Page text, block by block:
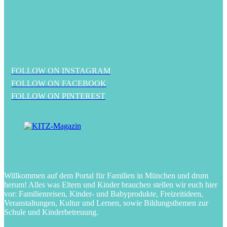
FOLLOW ON INSTAGRAM
FOLLOW ON FACEBOOK
FOLLOW ON PINTEREST
Willkommen auf dem Portal für Familien in München und drum
herum! Alles was Eltern und Kinder brauchen stellen wir euch hier
vor: Familienreisen, Kinder- und Babyprodukte, Freizeitideen,
Veranstaltungen, Kultur und Lernen, sowie Bildungsthemen zur
Schule und Kinderbetreuung.